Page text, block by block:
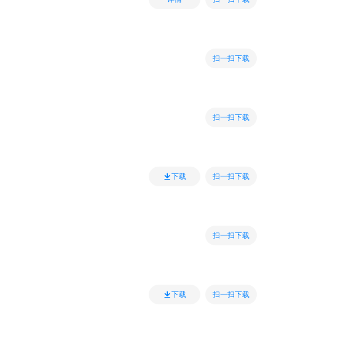
扫一扫下载
扫一扫下载
下载 扫一扫下载
扫一扫下载
下载 扫一扫下载